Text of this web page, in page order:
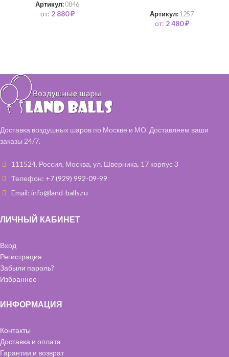
Артикул: 0846
от: 2 880₽ Артикул: 1257
от: 2 480₽
Доставка воздушных шаров по Москве и МО. Доставляем ваши
заказы 24/7.
111524, Россия, Москва, ул. Шверника, 17 корпус 3
Телефон: +7 (929) 992-09-99
Email: info@land-balls.ru
ЛИЧНЫЙ КАБИНЕТ
Вход
Регистрация
Забыли пароль?
Избранное
ИНФОРМАЦИЯ
Контакты
Доставка и оплата
Гарантии и возврат